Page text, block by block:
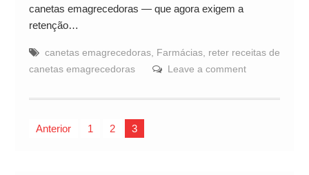
canetas emagrecedoras — que agora exigem a
retenção…
canetas emagrecedoras, Farmácias, reter receitas de
canetas emagrecedoras
Leave a comment
Paginação
Anterior 1 2 3